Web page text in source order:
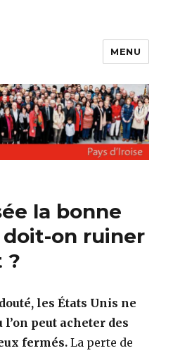
MENU
la bonne
on ruiner
?
les États Unis ne
peut acheter des
fermés. La perte de